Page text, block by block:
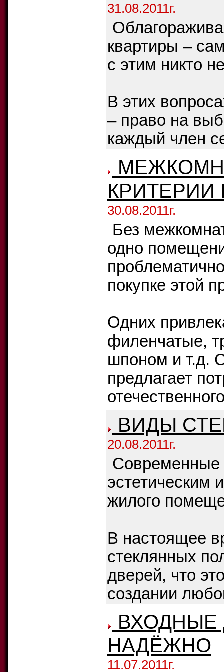
31.08.2011г.
квартиры –
с этим никто
В этих
– право на
каждый член
КРИТЕРИИ
30.08.2011г.
Без
одно
покупке этой
Одних
филенчатые,
шпоном и т.д.
предлагает
ВИДЫ
20.08.2011г.
Современные
эстетическим
жилого
В настоящее
стеклянных
дверей, что
создании
ВХОДНЫЕ
НАДЁЖНО
11.07.2011г.